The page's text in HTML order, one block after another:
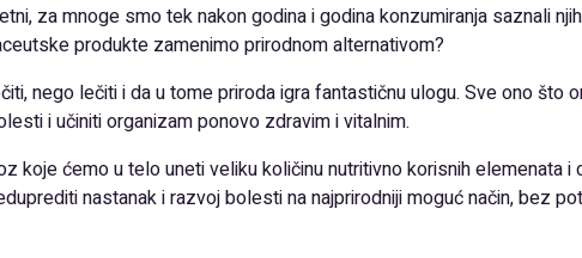
za mnoge smo tek nakon godina i godina konzumiranja saznali
produkte zamenimo prirodnom alternativom?
nego lečiti i da u tome priroda igra fantastičnu ulogu. Sve ono što
i učiniti organizam ponovo zdravim i vitalnim.
koje ćemo u telo uneti veliku količinu nutritivno korisnih elemenata
nastanak i razvoj bolesti na najprirodniji moguć način, bez